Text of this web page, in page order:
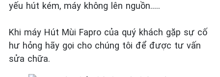
yếu hút kém, máy không lên nguồn…..
Khi máy Hút Mùi Fapro của quý khách gặp sự cố
hư hỏng hãy gọi cho chúng tôi để được tư vấn
sửa chữa.